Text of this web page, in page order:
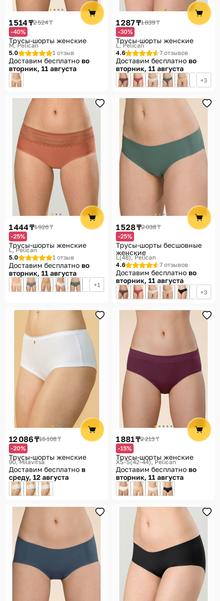
1 514 ₸2 524 ₸
-40%
Трусы-шорты женские
M Pelican
5.0
1 отзыв
Доставим бесплатно во
вторник, 11 августа
1 287 ₸1 839 ₸
-30%
Трусы-шорты женские
L Pelican
4.6
7 отзывов
Доставим бесплатно во
вторник, 11 августа
3
1 444 ₸1 926 ₸
-25%
Трусы-шорты женские
L Pelican
5.0
1 отзыв
Доставим бесплатно во
вторник, 11 августа
1
1 528 ₸2 038 ₸
-25%
Трусы-шорты бесшовные
женские
L(48) Pelican
4.6
7 отзывов
Доставим бесплатно во
вторник, 11 августа
3
12 086 ₸15 108 ₸
-20%
Трусы-шорты женские
90 Milavitsa
Доставим бесплатно в
среду, 12 августа
1 881 ₸2 213 ₸
-15%
Трусы-шорты женские
XS-S(42-44) Pelican
Доставим бесплатно во
вторник, 11 августа